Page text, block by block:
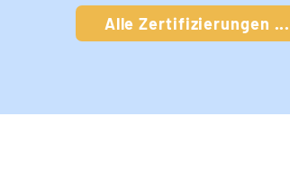
Alle Zertifizierungen ...